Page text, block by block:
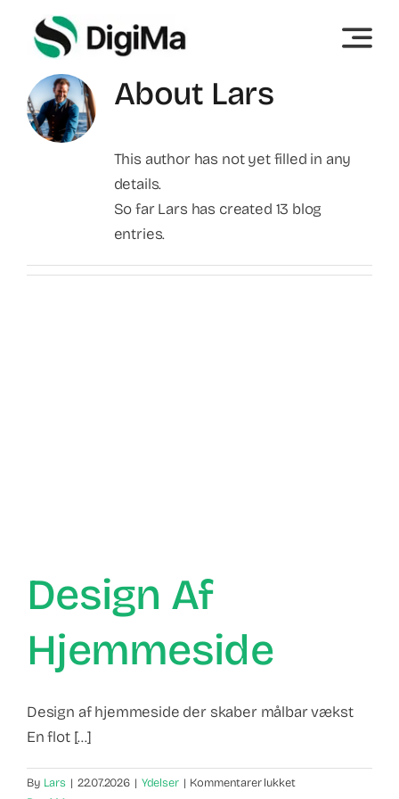
content
About Lars
This author has not yet filled in any
details.
So far Lars has created 13 blog
entries.
Design Af
Hjemmeside
Design af hjemmeside der skaber målbar vækst
En flot [...]
By Lars | 22.07.2026 | Ydelser | Kommentarer lukkettil